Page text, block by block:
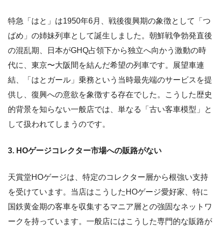
特急「はと」は1950年6月、戦後復興期の象徴として「つ
ばめ」の姉妹列車として誕生しました。朝鮮戦争勃発直後
の混乱期、日本がGHQ占領下から独立へ向かう激動の時
代に、東京〜大阪間を結んだ希望の列車です。展望車連
結、「はとガール」乗務という当時最先端のサービスを提
供し、復興への意欲を象徴する存在でした。こうした歴史
的背景を知らない一般店では、単なる「古い客車模型」と
して扱われてしまうのです。
3. HOゲージコレクター市場への販路がない
天賞堂HOゲージは、特定のコレクター層から根強い支持
を受けています。当店はこうしたHOゲージ愛好家、特に
国鉄黄金期の客車を収集するマニア層との強固なネットワ
ークを持っています。一般店にはこうした専門的な販路が